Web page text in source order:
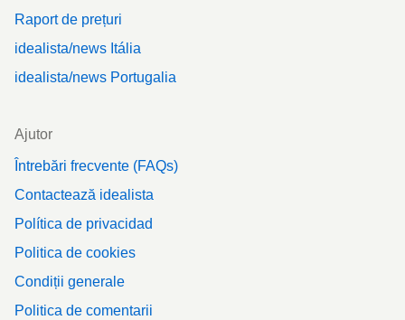
Raport de prețuri
idealista/news Itália
idealista/news Portugalia
Ajutor
Întrebări frecvente (FAQs)
Contactează idealista
Política de privacidad
Politica de cookies
Condiții generale
Politica de comentarii